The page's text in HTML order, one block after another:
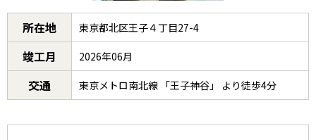
所在地 東京都北区王子４丁目27-4
竣工月 2026年06月
交通 東京メトロ南北線 「王子神谷」 より徒歩4分